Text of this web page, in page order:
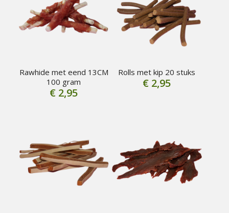
Rawhide met eend 13CM
100 gram
€ 2,95
Rolls met kip 20 stuks
€ 2,95